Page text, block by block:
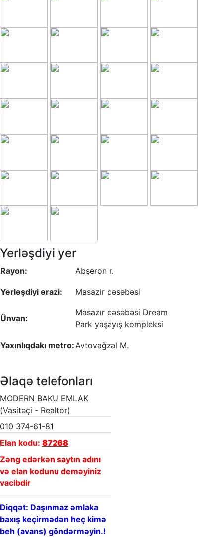
Yerləşdiyi yer
Rayon: Abşeron r.
Yerləşdiyi ərazi: Masazir qəsəbəsi
Ünvan:
Masazır qəsəbəsi Dream
Park yaşayış kompleksi
Yaxınlıqdakı metro:Avtovağzal M.
Əlaqə telefonları
MODERN BAKU EMLAK
(Vasitəçi - Realtor)
010 374-61-81
Elan kodu: 87268
Zəng edərkən saytın adını
və elan kodunu deməyiniz
vacibdir
Diqqət: Daşınmaz əmlaka
baxış keçirmədən heç kimə
beh (avans) göndərməyin.!